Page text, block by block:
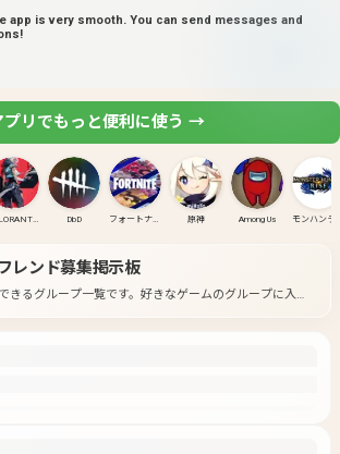
app is very smooth. You can send messages and
プリでもっと便利に使う →
VALORANT(PC) DbD フォートナイト 原神 Among Us
レンド募集掲示板
るグループ一覧です。 好きなゲームのグループに入っ